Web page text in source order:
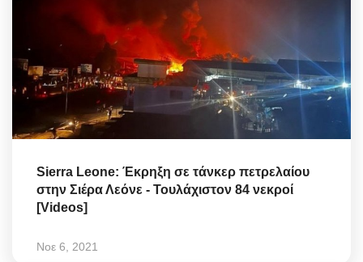
Sierra Leone: Έκρηξη σε τάνκερ πετρελαίου
στην Σιέρα Λεόνε - Τουλάχιστον 84 νεκροί
[Videos]
Νοε 6, 2021